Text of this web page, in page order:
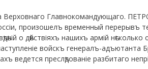
Главнокомандующаго.
произошелъ временный перерывъ
о дѣйствіяхъ нашихъ армій
войскъ генералъ-адъютанта
ведется преслѣдованіе разбитаго